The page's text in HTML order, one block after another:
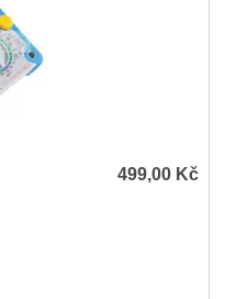
499,00 Kč